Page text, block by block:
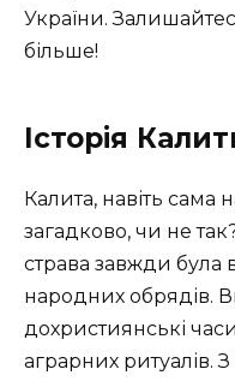
України.
більше!
Історія
Калита, навіть сама
загадково, чи не
страва завжди була
народних обрядів.
дохристиянські
аграрних ритуалів.